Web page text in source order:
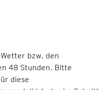
bzw. den
48 Stunden. Bitte
diese